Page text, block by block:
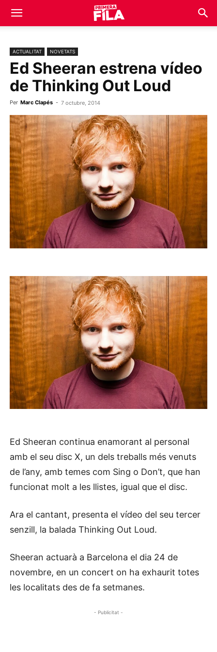
ACTUALITAT NOVETATS
Ed Sheeran estrena vídeo
de Thinking Out Loud
Per Marc Clapés - 7 octubre, 2014
Ed Sheeran continua enamorant al personal
amb el seu disc X, un dels treballs més venuts
de l’any, amb temes com Sing o Don’t, que han
funcionat molt a les llistes, igual que el disc.
Ara el cantant, presenta el vídeo del seu tercer
senzill, la balada Thinking Out Loud.
Sheeran actuarà a Barcelona el dia 24 de
novembre, en un concert on ha exhaurit totes
les localitats des de fa setmanes.
- Publicitat -